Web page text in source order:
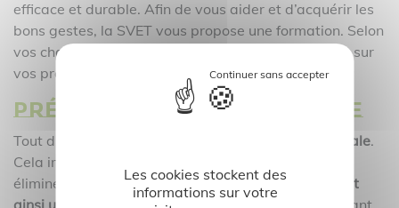
efficace et durable. Afin de vous aider et d’acquérir les
bons gestes, la SVET vous propose une formation. Selon
vos chantiers, nous vous proposons une assistance sur
vos premières réalisations.
Préparation de la surface
Tout d'abord, la préparation de la surface est cruciale.
Cela implique le
éliminer toute saleté, débris ou végétation,
assurant
ainsi une adhérence optimale
de la membrane. Avant
Les cookies stockent des
informations sur votre